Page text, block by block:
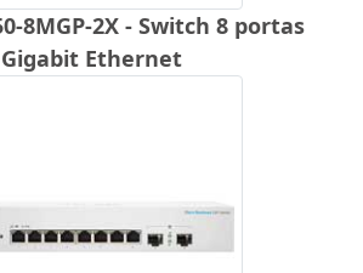
8MGP-2X - Switch 8 portas
Gigabit Ethernet